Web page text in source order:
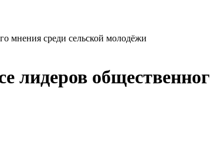
мнения среди сельской молодёжи